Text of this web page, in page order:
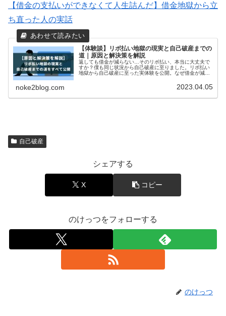
【借金の支払いができなくて人生詰んだ】借金地獄から立
ち直った人の実話
【体験談】リボ払い地獄の現実と自己破産までの
道｜原因と解決策を解説
返しても借金が減らない…そのリボ払い、本当に大丈夫で
すか？僕も同じ状況から自己破産に至りました。リボ払い
地獄から自己破産に至った実体験を公開。なぜ借金が減ら
す。リボ払いの危険性と解決策を知り、後悔しないための
noke2blog.com 2023.04.05
自己破産
シェアする
X コピー
のけっつをフォローする
のけっつ